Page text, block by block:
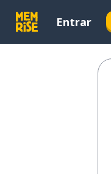
Entrar